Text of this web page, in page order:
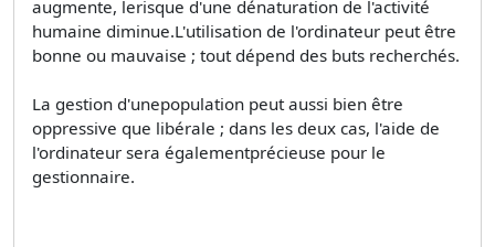
augmente, lerisque d'une dénaturation de l'activité
humaine diminue.L'utilisation de l'ordinateur peut être
bonne ou mauvaise ; tout dépend des buts recherchés.
La gestion d'unepopulation peut aussi bien être
oppressive que libérale ; dans les deux cas, l'aide de
l'ordinateur sera égalementprécieuse pour le
gestionnaire.